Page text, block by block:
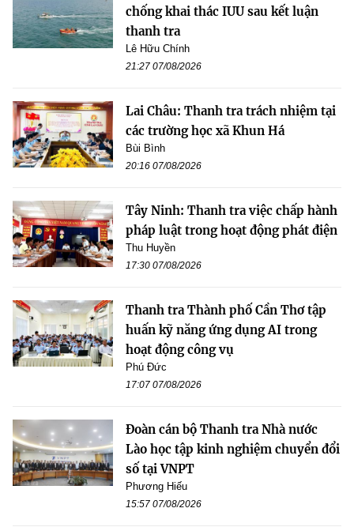
chống khai thác IUU sau kết luận
thanh tra
Lê Hữu Chính
21:27 07/08/2026
Lai Châu: Thanh tra trách nhiệm tại
các trường học xã Khun Há
Bùi Bình
20:16 07/08/2026
Tây Ninh: Thanh tra việc chấp hành
pháp luật trong hoạt động phát điện
Thu Huyền
17:30 07/08/2026
Thanh tra Thành phố Cần Thơ tập
huấn kỹ năng ứng dụng AI trong
hoạt động công vụ
Phú Đức
17:07 07/08/2026
Đoàn cán bộ Thanh tra Nhà nước
Lào học tập kinh nghiệm chuyển đổi
số tại VNPT
Phương Hiếu
15:57 07/08/2026